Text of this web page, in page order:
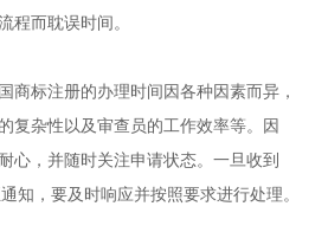
程而耽误时间。
商标注册的办理时间因各种因素而异，
复杂性以及审查员的工作效率等。因
心，并随时关注申请状态。一旦收到
知，要及时响应并按照要求进行处理。